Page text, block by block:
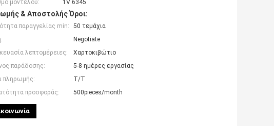
μοντέλου:
1V 6345
& Αποστολής Όροι:
παραγγελίας min:
50 τεμάχια
Negotiate
λεπτομέρειες:
Χαρτοκιβώτιο
παράδοσης:
5-8 ημέρες εργασίας
πληρωμής:
T/T
προσφοράς:
500pieces/month